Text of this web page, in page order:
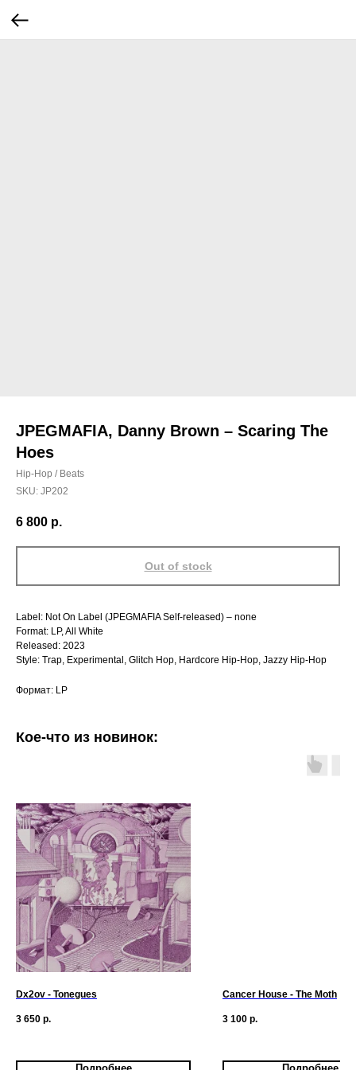
JPEGMAFIA, Danny Brown – Scaring The
Hoes
Hip-Hop / Beats
SKU: JP202
6 800 р.
Out of stock
Label: Not On Label (JPEGMAFIA Self-released) – none
Format: LP, All White
Released: 2023
Style: Trap, Experimental, Glitch Hop, Hardcore Hip-Hop, Jazzy Hip-Hop
Формат: LP
Кое-что из новинок:
Dx2ov - Tonegues
3 650 р.
Cancer House - The Moth
3 100 р.